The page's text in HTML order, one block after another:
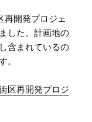
再開発プロジェ
した。計画地の
含まれているの
。
区再開発プロジ